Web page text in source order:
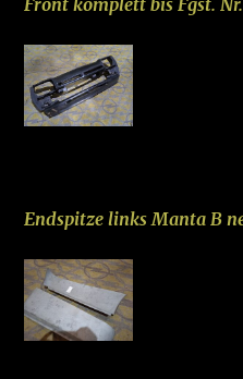
Front komplett bis Fgst.
Endspitze links Manta B